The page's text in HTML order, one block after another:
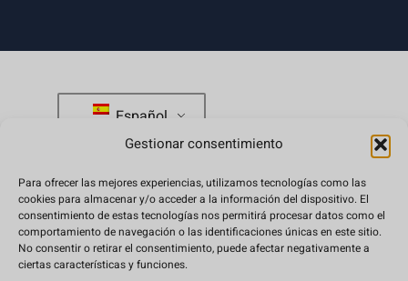
Gestionar consentimiento
Para ofrecer las mejores experiencias, utilizamos tecnologías como las
cookies para almacenar y/o acceder a la información del dispositivo. El
consentimiento de estas tecnologías nos permitirá procesar datos como el
comportamiento de navegación o las identificaciones únicas en este sitio.
No consentir o retirar el consentimiento, puede afectar negativamente a
ciertas características y funciones.
Español
tienda@japanweekend.com
Preguntas frecuentes